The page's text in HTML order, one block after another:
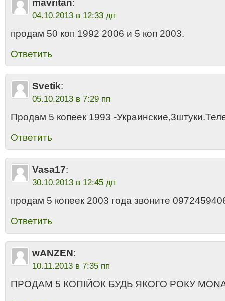
mavritan:
04.10.2013 в 12:33 дп
продам 50 коп 1992 2006 и 5 коп 2003.
Ответить
Svetik:
05.10.2013 в 7:29 пп
Продам 5 копеек 1993 -
Ответить
Vasa17:
30.10.2013 в 12:45 дп
продам 5 копеек 2003 года звоните
Ответить
wANZEN:
10.11.2013 в 7:35 пп
ПРОДАМ 5 КОПІЙОК БУДЬ ЯКОГО РОКУ